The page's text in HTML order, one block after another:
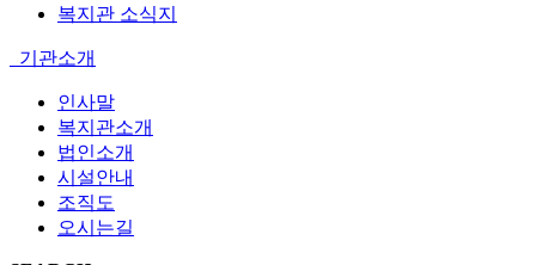
복지관 소식지
기관소개
인사말
복지관소개
법인소개
시설안내
조직도
오시는길